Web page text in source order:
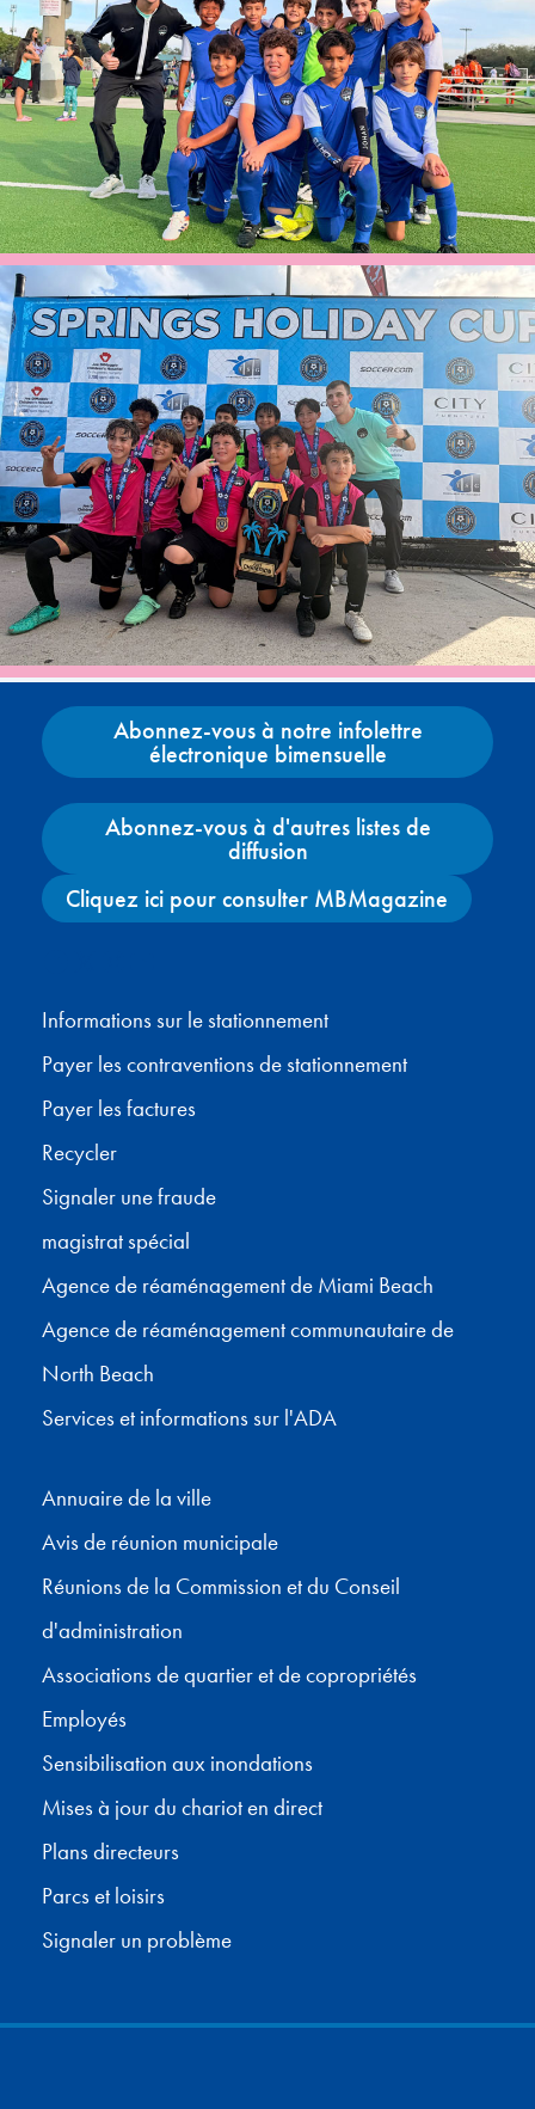
Abonnez-vous à notre infolettre
électronique bimensuelle
Abonnez-vous à d'autres listes de
diffusion
Cliquez ici pour consulter MBMagazine
Informations sur le stationnement
Payer les contraventions de stationnement
Payer les factures
Recycler
Signaler une fraude
magistrat spécial
Agence de réaménagement de Miami Beach
Agence de réaménagement communautaire de
North Beach
Services et informations sur l'ADA
Annuaire de la ville
Avis de réunion municipale
Réunions de la Commission et du Conseil
d'administration
Associations de quartier et de copropriétés
Employés
Sensibilisation aux inondations
Mises à jour du chariot en direct
Plans directeurs
Parcs et loisirs
Signaler un problème